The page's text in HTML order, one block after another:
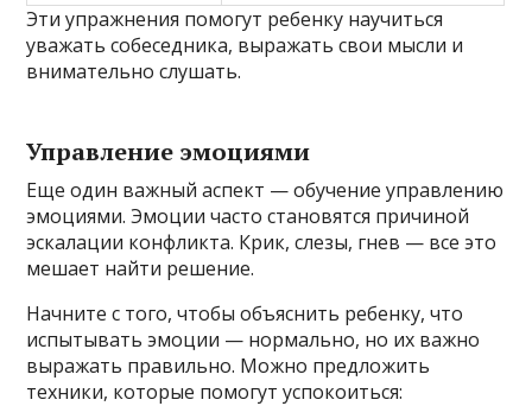
Эти упражнения помогут ребенку научиться
уважать собеседника, выражать свои мысли и
внимательно слушать.
Управление эмоциями
Еще один важный аспект — обучение управлению
эмоциями. Эмоции часто становятся причиной
эскалации конфликта. Крик, слезы, гнев — все это
мешает найти решение.
Начните с того, чтобы объяснить ребенку, что
испытывать эмоции — нормально, но их важно
выражать правильно. Можно предложить
техники, которые помогут успокоиться: